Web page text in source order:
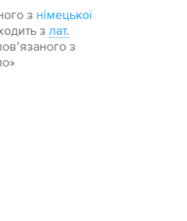
з німецької
з лат.
з